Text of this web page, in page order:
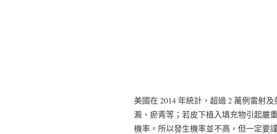
美國在 2014 年統計，超過 2 萬例雷射
澱、瘀青等；若皮下植入填充物引起嚴
機率。所以發生機率並不高，但一定要